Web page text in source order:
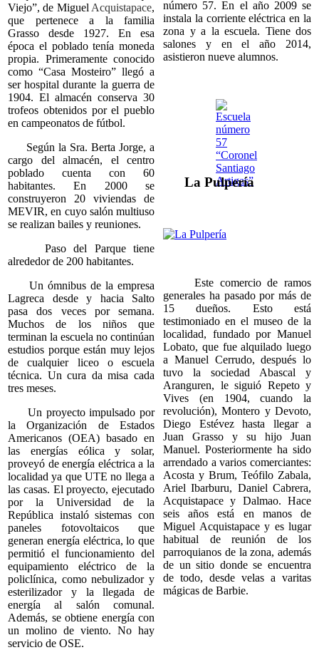
Viejo”, de Miguel Acquistapace,
que pertenece a la familia
Grasso desde 1927. En esa
época el poblado tenía moneda
propia. Primeramente conocido
como “Casa Mosteiro” llegó a
ser hospital durante la guerra de
1904. El almacén conserva 30
trofeos obtenidos por el pueblo
en campeonatos de fútbol.
Según la Sra. Berta Jorge, a
cargo del almacén, el centro
poblado cuenta con 60
habitantes. En 2000 se
construyeron 20 viviendas de
MEVIR, en cuyo salón multiuso
se realizan bailes y reuniones.
Paso del Parque tiene
alrededor de 200 habitantes.
Un ómnibus de la empresa
Lagreca desde y hacia Salto
pasa dos veces por semana.
Muchos de los niños que
terminan la escuela no continúan
estudios porque están muy lejos
de cualquier liceo o escuela
técnica. Un cura da misa cada
tres meses.
Un proyecto impulsado por
la Organización de Estados
Americanos (OEA) basado en
las energías eólica y solar,
proveyó de energía eléctrica a la
localidad ya que UTE no llega a
las casas. El proyecto, ejecutado
por la Universidad de la
República instaló sistemas con
paneles fotovoltaicos que
generan energía eléctrica, lo que
permitió el funcionamiento del
equipamiento eléctrico de la
policlínica, como nebulizador y
esterilizador y la llegada de
energía al salón comunal.
Además, se obtiene energía con
un molino de viento. No hay
servicio de OSE.
número 57. En el año 2009 se
instala la corriente eléctrica en la
zona y a la escuela. Tiene dos
salones y en el año 2014,
asistieron nueve alumnos.
La Pulpería
Este comercio de ramos
generales ha pasado por más de
15 dueños. Esto está
testimoniado en el museo de la
localidad, fundado por Manuel
Lobato, que fue alquilado luego
a Manuel Cerrudo, después lo
tuvo la sociedad Abascal y
Aranguren, le siguió Repeto y
Vives (en 1904, cuando la
revolución), Montero y Devoto,
Diego Estévez hasta llegar a
Juan Grasso y su hijo Juan
Manuel. Posteriormente ha sido
arrendado a varios comerciantes:
Acosta y Brum, Teófilo Zabala,
Ariel Ibarburu, Daniel Cabrera,
Acquistapace y Dalmao. Hace
seis años está en manos de
Miguel Acquistapace y es lugar
habitual de reunión de los
parroquianos de la zona, además
de un sitio donde se encuentra
de todo, desde velas a varitas
mágicas de Barbie.